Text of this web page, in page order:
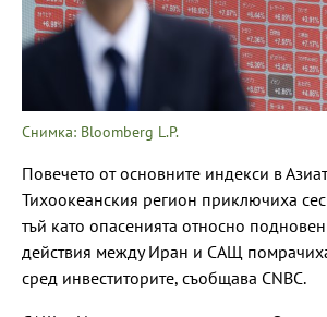
Снимка: Bloomberg L.P.
Повечето от основните индекси в
Тихоокеанския регион приключиха
тъй като опасенията относно
действия между Иран и САЩ
сред инвеститорите, съобщава CNBC.